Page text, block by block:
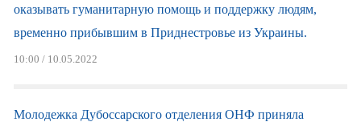
оказывать гуманитарную помощь и поддержку людям,
временно прибывшим в Приднестровье из Украины.
10:00 / 10.05.2022
Молодежка Дубоссарского отделения ОНФ приняла